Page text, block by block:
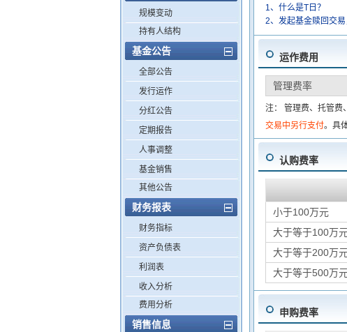
规模变动
持有人结构
基金公告
全部公告
发行运作
分红公告
定期报告
人事调整
基金销售
其他公告
财务报表
财务指标
资产负债表
利润表
收入分析
费用分析
销售信息
1、什么是T日？
2、发起基金赎回交易
运作费用
管理费率
注： 管理费、托管费
交易中另行支付。具
认购费率
小于100万元
大于等于100万
大于等于200万
大于等于500万
申购费率